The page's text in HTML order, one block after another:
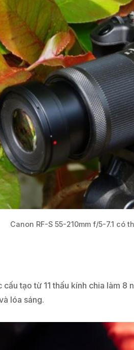
Canon RF-S 55-210mm f/5-7.1 có
tạo từ 11 thấu kính chia làm
lóa sáng.